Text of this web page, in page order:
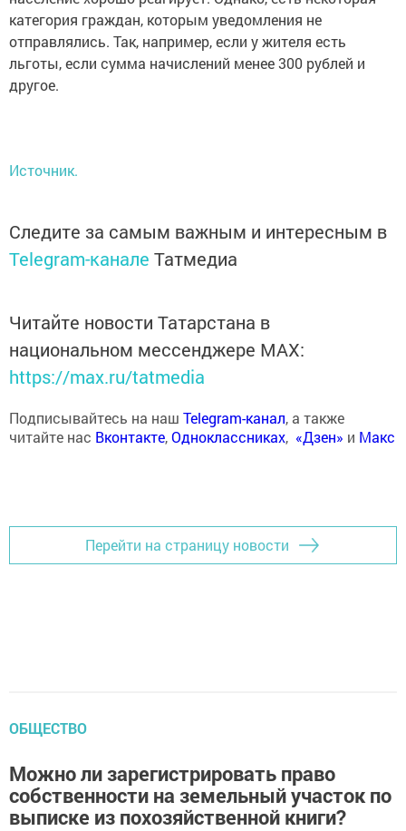
категория граждан, которым уведомления не
отправлялись. Так, например, если у жителя есть
льготы, если сумма начислений менее 300 рублей и
другое.
Источник.
Следите за самым важным и интересным в
Telegram-канале Татмедиа
Читайте новости Татарстана в
национальном мессенджере MАХ:
https://max.ru/tatmedia
Подписывайтесь на наш Telegram-канал, а также
читайте нас Вконтакте,Одноклассниках, «Дзен» и Макс
Перейти на страницу новости
ОБЩЕСТВО
Можно ли зарегистрировать право
собственности на земельный участок по
выписке из похозяйственной книги?